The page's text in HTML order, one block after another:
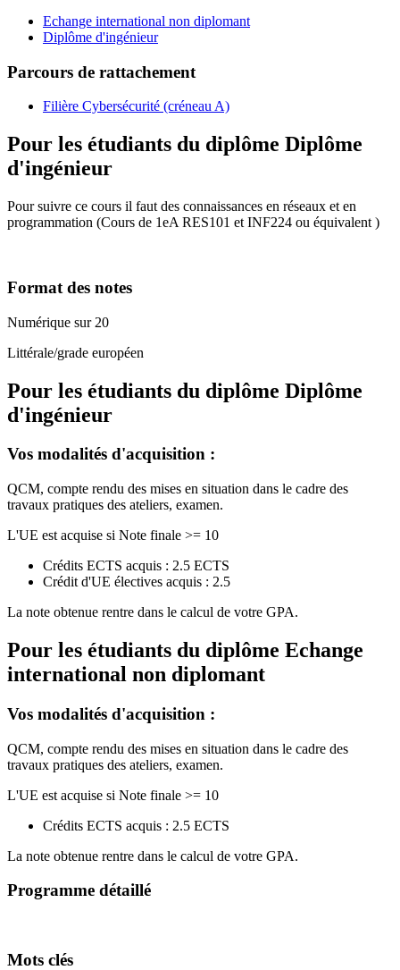
Echange international non diplomant
Diplôme d'ingénieur
Parcours de rattachement
Filière Cybersécurité (créneau A)
Pour les étudiants du diplôme Diplôme
d'ingénieur
Pour suivre ce cours il faut des connaissances en réseaux et en
programmation (Cours de 1eA RES101 et INF224 ou équivalent )
Format des notes
Numérique sur 20
Littérale/grade européen
Pour les étudiants du diplôme Diplôme
d'ingénieur
Vos modalités d'acquisition :
QCM, compte rendu des mises en situation dans le cadre des
travaux pratiques des ateliers, examen.
L'UE est acquise si Note finale >= 10
Crédits ECTS acquis : 2.5 ECTS
Crédit d'UE électives acquis : 2.5
La note obtenue rentre dans le calcul de votre GPA.
Pour les étudiants du diplôme Echange
international non diplomant
Vos modalités d'acquisition :
QCM, compte rendu des mises en situation dans le cadre des
travaux pratiques des ateliers, examen.
L'UE est acquise si Note finale >= 10
Crédits ECTS acquis : 2.5 ECTS
La note obtenue rentre dans le calcul de votre GPA.
Programme détaillé
Mots clés